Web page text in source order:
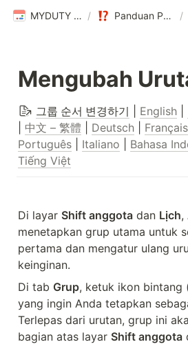
MYDUTY Help Center / Panduan Pengguna MYDUTY /
Mengubah
그룹 순서 변경하기 English |
中文 – 繁體 Deutsch Français
Português
Italiano Bahasa
Tiếng Việt
Di layar Shift anggota dan Lịch,
menetapkan grup utama untuk
pertama dan mengatur ulang
keinginan.
Di tab Grup, ketuk ikon
yang ingin Anda tetapkan
Terlepas dari urutan, grup ini
bagian atas layar Shift anggota